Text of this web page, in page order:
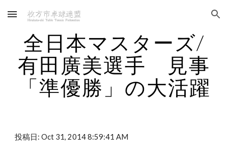
Skip to main content Skip to navigation
全日本マスターズ/
有田廣美選手　見事
「準優勝」の大活躍
投稿日: Oct 31, 2014 8:59:41 AM